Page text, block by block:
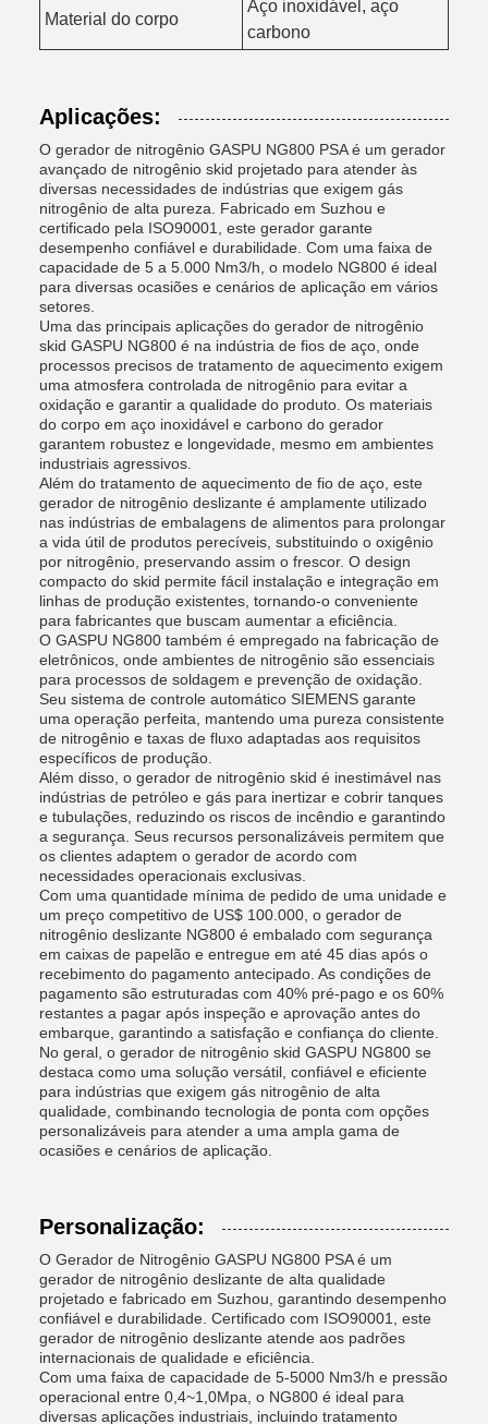
Material do corpo
Aço inoxidável, aço
carbono
Aplicações:
O gerador de nitrogênio GASPU NG800 PSA é um gerador
avançado de nitrogênio skid projetado para atender às
diversas necessidades de indústrias que exigem gás
nitrogênio de alta pureza. Fabricado em Suzhou e
certificado pela ISO90001, este gerador garante
desempenho confiável e durabilidade. Com uma faixa de
capacidade de 5 a 5.000 Nm3/h, o modelo NG800 é ideal
para diversas ocasiões e cenários de aplicação em vários
setores.
Uma das principais aplicações do gerador de nitrogênio
skid GASPU NG800 é na indústria de fios de aço, onde
processos precisos de tratamento de aquecimento exigem
uma atmosfera controlada de nitrogênio para evitar a
oxidação e garantir a qualidade do produto. Os materiais
do corpo em aço inoxidável e carbono do gerador
garantem robustez e longevidade, mesmo em ambientes
industriais agressivos.
Além do tratamento de aquecimento de fio de aço, este
gerador de nitrogênio deslizante é amplamente utilizado
nas indústrias de embalagens de alimentos para prolongar
a vida útil de produtos perecíveis, substituindo o oxigênio
por nitrogênio, preservando assim o frescor. O design
compacto do skid permite fácil instalação e integração em
linhas de produção existentes, tornando-o conveniente
para fabricantes que buscam aumentar a eficiência.
O GASPU NG800 também é empregado na fabricação de
eletrônicos, onde ambientes de nitrogênio são essenciais
para processos de soldagem e prevenção de oxidação.
Seu sistema de controle automático SIEMENS garante
uma operação perfeita, mantendo uma pureza consistente
de nitrogênio e taxas de fluxo adaptadas aos requisitos
específicos de produção.
Além disso, o gerador de nitrogênio skid é inestimável nas
indústrias de petróleo e gás para inertizar e cobrir tanques
e tubulações, reduzindo os riscos de incêndio e garantindo
a segurança. Seus recursos personalizáveis ​​permitem que
os clientes adaptem o gerador de acordo com
necessidades operacionais exclusivas.
Com uma quantidade mínima de pedido de uma unidade e
um preço competitivo de US$ 100.000, o gerador de
nitrogênio deslizante NG800 é embalado com segurança
em caixas de papelão e entregue em até 45 dias após o
recebimento do pagamento antecipado. As condições de
pagamento são estruturadas com 40% pré-pago e os 60%
restantes a pagar após inspeção e aprovação antes do
embarque, garantindo a satisfação e confiança do cliente.
No geral, o gerador de nitrogênio skid GASPU NG800 se
destaca como uma solução versátil, confiável e eficiente
para indústrias que exigem gás nitrogênio de alta
qualidade, combinando tecnologia de ponta com opções
personalizáveis ​​para atender a uma ampla gama de
ocasiões e cenários de aplicação.
Personalização:
O Gerador de Nitrogênio GASPU NG800 PSA é um
gerador de nitrogênio deslizante de alta qualidade
projetado e fabricado em Suzhou, garantindo desempenho
confiável e durabilidade. Certificado com ISO90001, este
gerador de nitrogênio deslizante atende aos padrões
internacionais de qualidade e eficiência.
Com uma faixa de capacidade de 5-5000 Nm3/h e pressão
operacional entre 0,4~1,0Mpa, o NG800 é ideal para
diversas aplicações industriais, incluindo tratamento